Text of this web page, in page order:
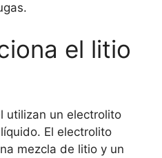
el litio
utilizan un electrolito
El electrolito
mezcla de litio y un